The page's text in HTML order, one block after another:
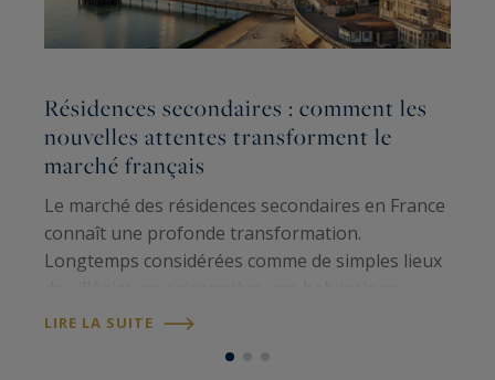
Résidences secondaires : comment les
nouvelles attentes transforment le
marché français
Le marché des résidences secondaires en France
connaît une profonde transformation.
Longtemps considérées comme de simples lieux
répondent aujourd'hui à des aspirations bien
LIRE LA SUITE